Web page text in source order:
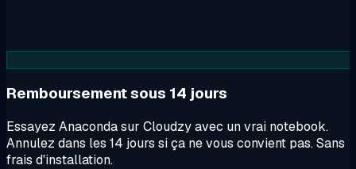
Remboursement sous 14 jours
Essayez Anaconda sur Cloudzy avec un vrai notebook.
Annulez dans les 14 jours si ça ne vous convient pas. Sans
frais d'installation.